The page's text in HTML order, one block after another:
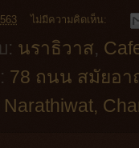
ไม่มีความคิดเห็น:
: นราธิวาส,
78 ถนน สมัยอา
Narathiwat,